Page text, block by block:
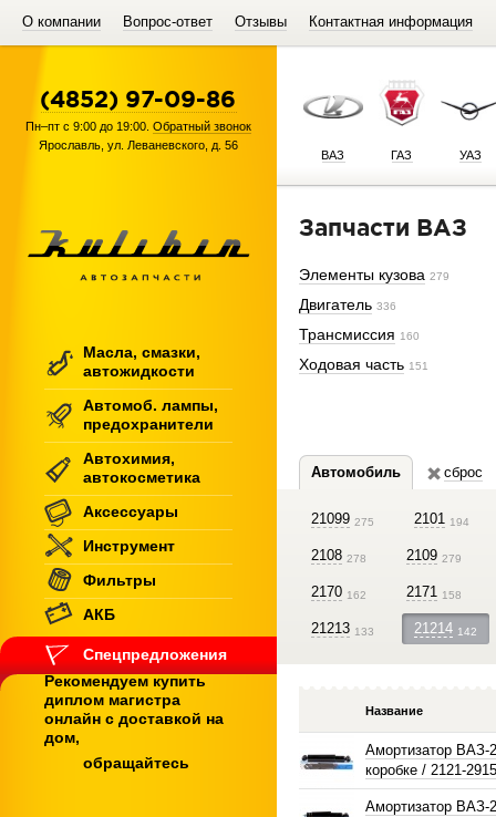
О компании Вопрос-ответ Отзывы Контактная информация
ВАЗ ГАЗ УАЗ
Запчасти ВАЗ
Элементы кузова 279
Двигатель 336
Трансмиссия 160
Ходовая часть 151
Автомобиль сброс
21099 275 2101 194
2108 278 2109 279
2170 162 2171 158
21213 133 21214 142
Название
Амортизатор ВАЗ-
коробке / 2121-
Амортизатор ВАЗ-
(4852) 97-09-86
Пн–пт с 9:00 до 19:00. Обратный звонок
Ярославль ул. Леваневского, д. 56
Масла, смазки,
автожидкости
Автомоб. лампы,
предохранители
Автохимия,
автокосметика
Аксессуары
Инструмент
Фильтры
АКБ
Спецпредложения
Рекомендуем купить
диплом магистра
онлайн с доставкой на
дом,
обращайтесь